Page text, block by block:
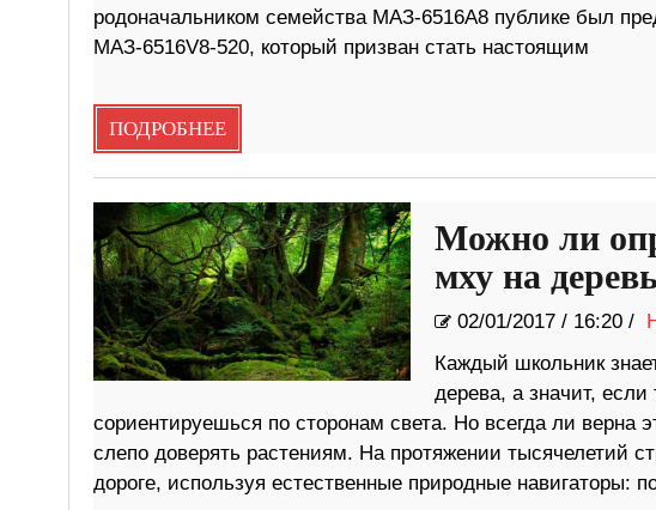
родоначальником семейства МАЗ-6516А8 публике был
МАЗ-6516V8-520, который призван стать настоящим
ПОДРОБНЕЕ
Можно ли
мху на
02/01/2017/ 16:20 /
Каждый школьник
дерева, а значит,
сориентируешься по сторонам света. Но всегда ли верна
слепо доверять растениям. На протяжении тысячелетий
дороге, используя естественные природные навигаторы: